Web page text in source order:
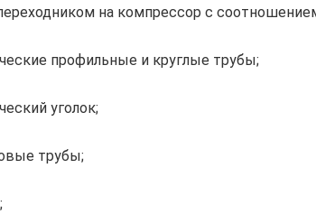
на компрессор с
профильные и круглые трубы;
уголок;
трубы;